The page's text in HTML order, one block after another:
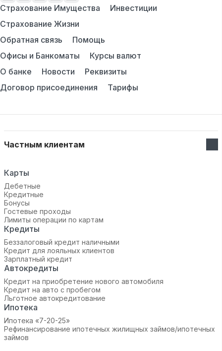
Страхование Имущества
Инвестиции
Страхование Жизни
Обратная связь
Помощь
Офисы и Банкоматы
Курсы валют
О банке
Новости
Реквизиты
Договор присоединения
Тарифы
Частным клиентам
Карты
Дебетные
Кредитные
Бонусы
Гостевые проходы
Лимиты операции по картам
Кредиты
Беззалоговый кредит наличными
Кредит для лояльных клиентов
Зарплатный кредит
Автокредиты
Кредит на приобретение нового автомобиля
Кредит на авто с пробегом
Льготное автокредитование
Ипотека
Ипотека «7-20-25»‬
Рефинансирование ипотечных жилищных займов/ипотечных
займов